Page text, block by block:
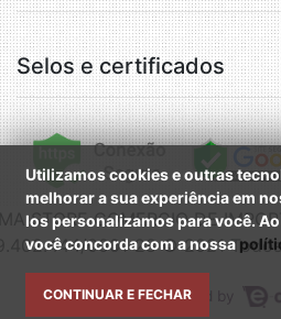
Selos e certificados
STORE COMERCIO DE
0001-28 © 2021
Powered by
Utilizamos cookies e outras
melhorar a sua experiência em
los personalizamos para você.
você concorda com a nossa
CONTINUAR E FECHAR